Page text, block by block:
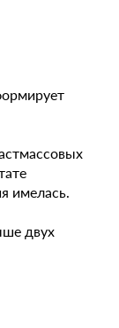
имелась.
двух